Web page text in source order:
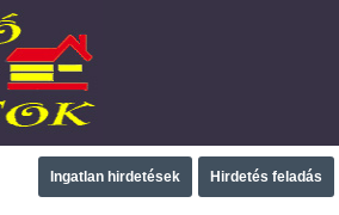
Ingatlan hirdetések Hirdetés feladás